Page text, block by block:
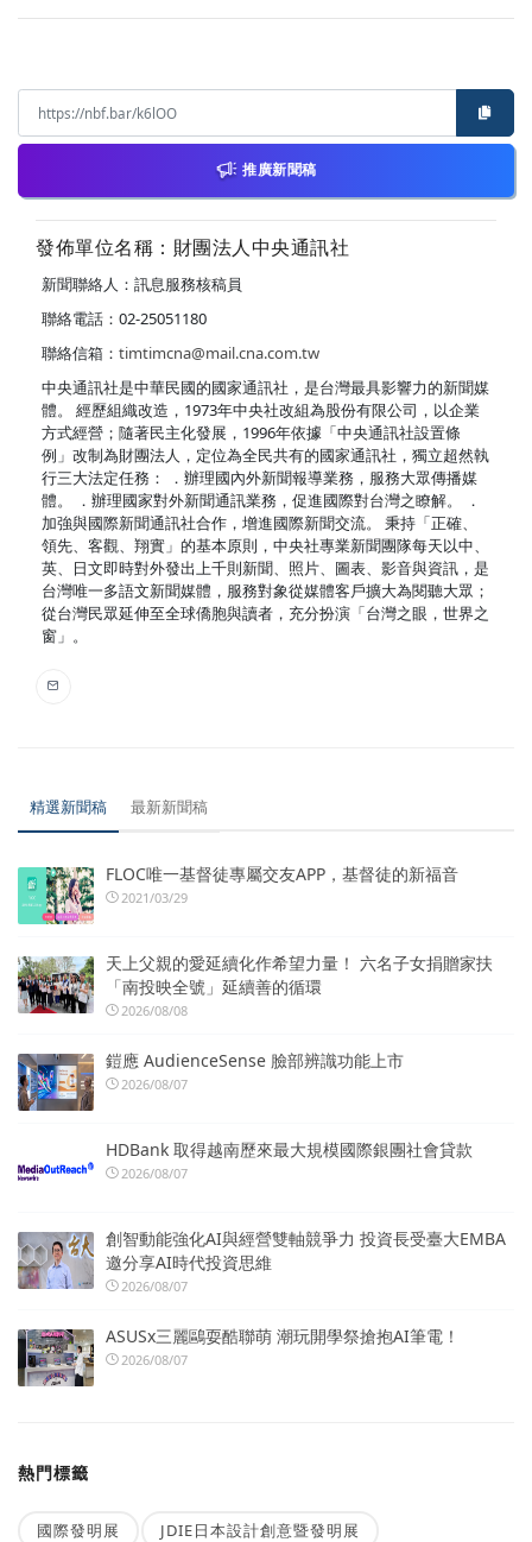
推廣新聞稿
發佈單位名稱：財團法人中央通訊社
新聞聯絡人：訊息服務核稿員
聯絡電話：02-25051180
聯絡信箱： timtimcna@mail.cna.com.tw
中央通訊社是中華民國的國家通訊社，是台灣最具影響力的新聞媒
體。 經歷組織改造，1973年中央社改組為股份有限公司，以企業
方式經營；隨著民主化發展，1996年依據「中央通訊社設置條
例」改制為財團法人，定位為全民共有的國家通訊社，獨立超然執
行三大法定任務： ．辦理國內外新聞報導業務，服務大眾傳播媒
體。 ．辦理國家對外新聞通訊業務，促進國際對台灣之瞭解。 ．
加強與國際新聞通訊社合作，增進國際新聞交流。 秉持「正確、
領先、客觀、翔實」的基本原則，中央社專業新聞團隊每天以中、
英、日文即時對外發出上千則新聞、照片、圖表、影音與資訊，是
台灣唯一多語文新聞媒體，服務對象從媒體客戶擴大為閱聽大眾；
從台灣民眾延伸至全球僑胞與讀者，充分扮演「台灣之眼，世界之
窗」。
精選新聞稿 最新新聞稿
FLOC唯一基督徒專屬交友APP，基督徒的新福音
2021/03/29
天上父親的愛延續化作希望力量！ 六名子女捐贈家扶
「南投映全號」延續善的循環
2026/08/08
鎧應 AudienceSense 臉部辨識功能上市
2026/08/07
HDBank 取得越南歷來最大規模國際銀團社會貸款
2026/08/07
創智動能強化AI與經營雙軸競爭力 投資長受臺大EMBA
邀分享AI時代投資思維
2026/08/07
ASUSx三麗鷗耍酷聯萌 潮玩開學祭搶抱AI筆電！
2026/08/07
熱門標籤
國際發明展 JDIE日本設計創意暨發明展